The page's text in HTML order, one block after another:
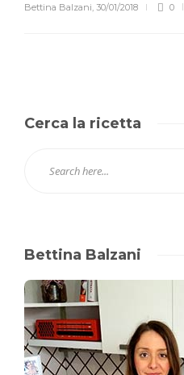
Bettina Balzani, 30/01/2018 0
Cerca la ricetta
Bettina Balzani